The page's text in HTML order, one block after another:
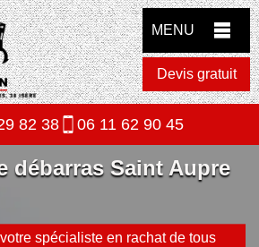
MENU
Devis gratuit
82 38 06 11 62 90 45
débarras Saint Aupre
spécialiste en rachat de tous